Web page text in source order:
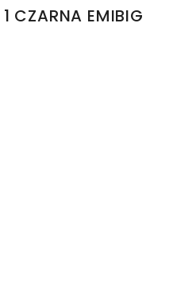
CZARNA EMIBIG